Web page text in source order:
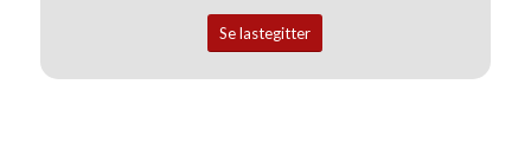
Se lastegitter